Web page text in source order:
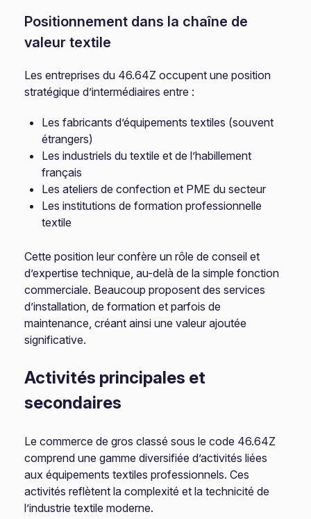
Positionnement dans la chaîne de
valeur textile
Les entreprises du 46.64Z occupent une position
stratégique d’intermédiaires entre :
Les fabricants d’équipements textiles (souvent
étrangers)
Les industriels du textile et de l’habillement
français
Les ateliers de confection et PME du secteur
Les institutions de formation professionnelle
textile
Cette position leur confère un rôle de conseil et
d’expertise technique, au-delà de la simple fonction
commerciale. Beaucoup proposent des services
d’installation, de formation et parfois de
maintenance, créant ainsi une valeur ajoutée
significative.
Activités principales et
secondaires
Le commerce de gros classé sous le code 46.64Z
comprend une gamme diversifiée d’activités liées
aux équipements textiles professionnels. Ces
activités reflètent la complexité et la technicité de
l’industrie textile moderne.